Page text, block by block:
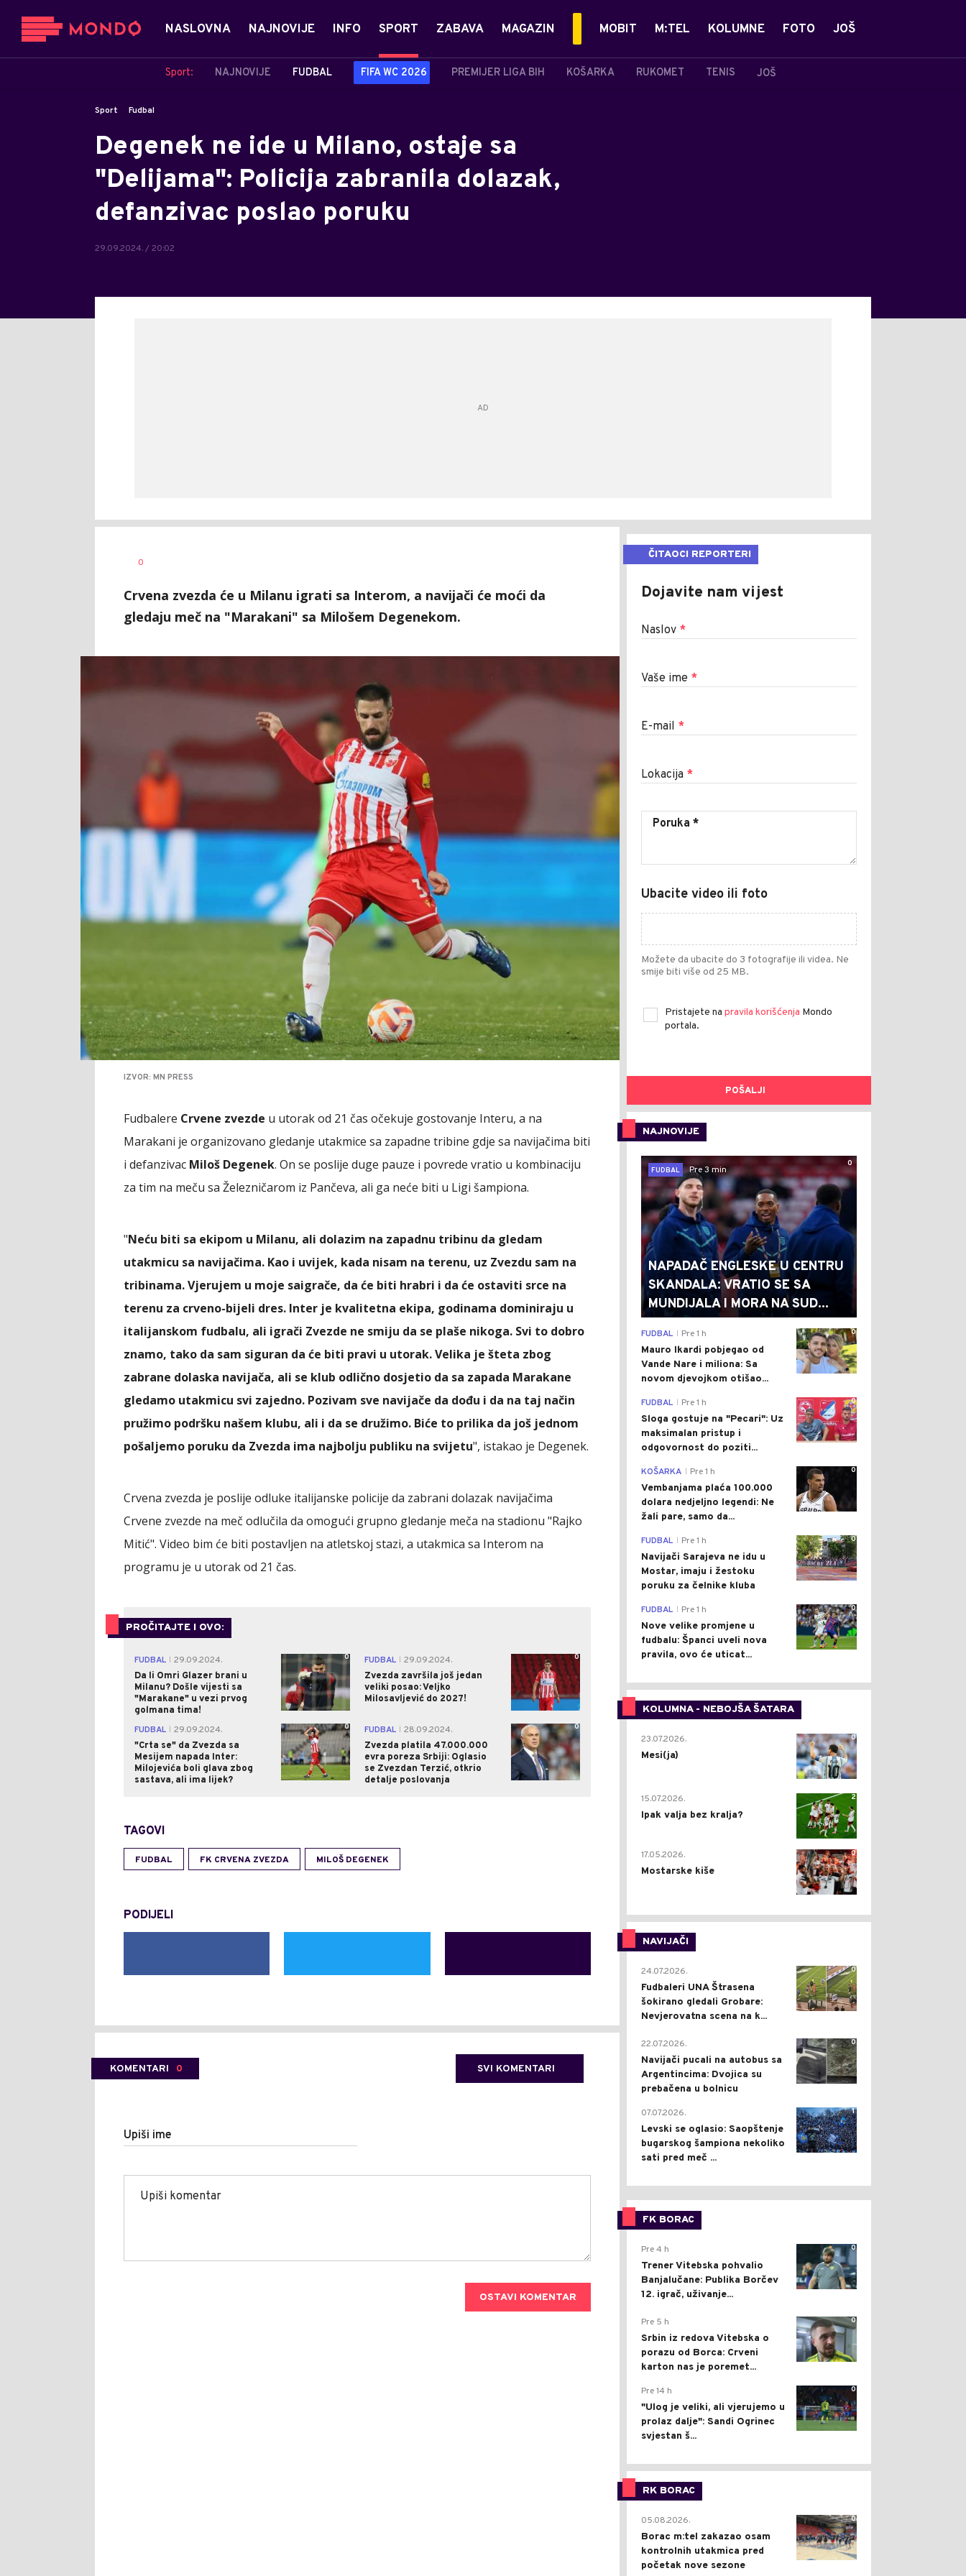
NASLOVNA NAJNOVIJE INFO SPORT
Sport: NAJNOVIJE FUDBAL FIFA WC 2026 PREMIJER LIGA BIH KOŠARKA RUKOMET TENIS JOŠ
ZABAVA MAGAZIN MOBIT M:TEL KOLUMNE FOTO JOŠ
Sport Fudbal
Degenek ne ide u Milano, ostaje sa
"Delijama": Policija zabranila dolazak,
defanzivac poslao poruku
29.09.2024. / 20:02
0
Crvena zvezda će u Milanu igrati sa Interom, a navijači će moći da
gledaju meč na "Marakani" sa Milošem Degenekom.
IZVOR: MN PRESS
Fudbalere Crvene zvezde u utorak od 21 čas očekuje gostovanje Interu, a na
Marakani je organizovano gledanje utakmice sa zapadne tribine gdje sa navijačima biti
i defanzivac Miloš Degenek. On se poslije duge pauze i povrede vratio u kombinaciju
za tim na meču sa Železničarom iz Pančeva, ali ga neće biti u Ligi šampiona.
"Neću biti sa ekipom u Milanu, ali dolazim na zapadnu tribinu da gledam
utakmicu sa navijačima. Kao i uvijek, kada nisam na terenu, uz Zvezdu sam na
tribinama. Vjerujem u moje saigrače, da će biti hrabri i da će ostaviti srce na
terenu za crveno-bijeli dres. Inter je kvalitetna ekipa, godinama dominiraju u
italijanskom fudbalu, ali igrači Zvezde ne smiju da se plaše nikoga. Svi to dobro
znamo, tako da sam siguran da će biti pravi u utorak. Velika je šteta zbog
zabrane dolaska navijača, ali se klub odlično dosjetio da sa zapada Marakane
gledamo utakmicu svi zajedno. Pozivam sve navijače da dođu i da na taj način
pružimo podršku našem klubu, ali i da se družimo. Biće to prilika da još jednom
pošaljemo poruku da Zvezda ima najbolju publiku na svijetu", istakao je Degenek.
Crvena zvezda je poslije odluke italijanske policije da zabrani dolazak navijačima
Crvene zvezde na meč odlučila da omogući grupno gledanje meča na stadionu "Rajko
Mitić". Video bim će biti postavljen na atletskoj stazi, a utakmica sa Interom na
programu je u utorak od 21 čas.
PROČITAJTE I OVO:
FUDBAL
29.09.2024.
Da li Omri Glazer brani u
Milanu? Došle vijesti sa
"Marakane" u vezi prvog
golmana tima!
0 FUDBAL
29.09.2024.
Zvezda završila još jedan
veliki posao: Veljko
Milosavljević do 2027!
0
FUDBAL
29.09.2024.
"Crta se" da Zvezda sa
Mesijem napada Inter:
Milojevića boli glava zbog
sastava, ali ima lijek?
0 FUDBAL
28.09.2024.
Zvezda platila 47.000.000
evra poreza Srbiji: Oglasio
se Zvezdan Terzić, otkrio
detalje poslovanja
0
TAGOVI
FUDBAL FK CRVENA ZVEZDA MILOŠ DEGENEK
PODIJELI
KOMENTARI 0 SVI KOMENTARI
Upiši ime
OSTAVI KOMENTAR
ČITAOCI REPORTERI
Dojavite nam vijest
Naslov *
Vaše ime *
E-mail *
Lokacija *
Ubacite video ili foto
Možete da ubacite do 3 fotografije ili videa. Ne
smije biti više od 25 MB.
Pristajete na pravila korišćenja Mondo
portala.
POŠALJI
NAJNOVIJE
0
FUDBAL
Pre 3 min
NAPADAČ ENGLESKE U CENTRU
SKANDALA: VRATIO SE SA
MUNDIJALA I MORA NA SUD...
0
FUDBAL Pre 1 h
Mauro Ikardi pobjegao od
Vande Nare i miliona: Sa
novom djevojkom otišao...
0
FUDBAL Pre 1 h
Sloga gostuje na "Pecari": Uz
maksimalan pristup i
odgovornost do poziti...
0
KOŠARKA Pre 1 h
Vembanjama plaća 100.000
dolara nedjeljno legendi: Ne
žali pare, samo da...
0
FUDBAL Pre 1 h
Navijači Sarajeva ne idu u
Mostar, imaju i žestoku
poruku za čelnike kluba
0
FUDBAL Pre 1 h
Nove velike promjene u
fudbalu: Španci uveli nova
pravila, ovo će uticat...
KOLUMNA - NEBOJŠA ŠATARA
0
23.07.2026.
Mesi(ja)
2
15.07.2026.
Ipak valja bez kralja?
0
17.05.2026.
Mostarske kiše
NAVIJAČI
0
24.07.2026.
Fudbaleri UNA Štrasena
šokirano gledali Grobare:
Nevjerovatna scena na k...
0
22.07.2026.
Navijači pucali na autobus sa
Argentincima: Dvojica su
prebačena u bolnicu
1
07.07.2026.
Levski se oglasio: Saopštenje
bugarskog šampiona nekoliko
sati pred meč ...
FK BORAC
0
Pre 4 h
Trener Vitebska pohvalio
Banjalučane: Publika Borčev
12. igrač, uživanje...
0
Pre 5 h
Srbin iz redova Vitebska o
porazu od Borca: Crveni
karton nas je poremet...
0
Pre 14 h
"Ulog je veliki, ali vjerujemo u
prolaz dalje": Sandi Ogrinec
svjestan š...
RK BORAC
0
05.08.2026.
Borac m:tel zakazao osam
kontrolnih utakmica pred
početak nove sezone